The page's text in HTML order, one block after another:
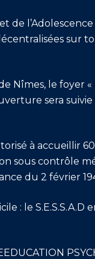
de
le foyer
sera
à accueillir
contrôle
du 2 février
: le S.E.S.S.A.D